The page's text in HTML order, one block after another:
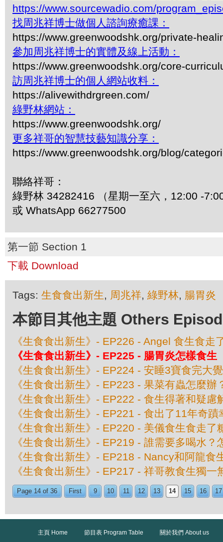
https://www.sourcewadio.com/
找周兆祥博士做個人諮詢療癒課：
https://www.greenwoodshk.org/private-
參加周兆祥博士的實體及線上活動：
https://www.greenwoodshk.org/core-
訪周兆祥博士的個人網站收料：
https://alivewithdrgreen.com/
綠野林網站：
https://www.greenwoodshk.org/
更多祥哥的智慧技藝知識分享：
https://www.greenwoodshk.org/blog/
聯絡祥哥：
綠野林 34282416 （星期一至六，12:00 -
或 WhatsApp 66277500
第一節 Section 1
下載 Download
Tags: 生食食出新生, 周兆祥, 綠野林, 腸胃炎
本節目其他主題 Others
《生食食出新生》- EP226 - Angel 食生食走
《生食食出新生》- EP225 - 腸胃炎怎樣食生
《生食食出新生》- EP224 - 安睡3寶食完大
《生食食出新生》- EP223 - 果菜有蟲怎麼辦
《生食食出新生》- EP222 - 食生得著和疑慮
《生食食出新生》- EP221 - 食出了11年奇蹟
《生食食出新生》- EP220 - 美儀食生食走了
《生食食出新生》- EP219 - 誰需要多喝水？
《生食食出新生》- EP218 - Nancy和阿龍食
《生食食出新生》- EP217 - 祥哥教食生獨一
Page 14 of 36 First 9 10 11 12 13 14 15 16 17
主頁 Home 節目表 Program Table
關於我們 About us